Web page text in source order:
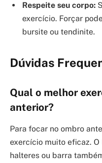
Respeite seu corpo:
exercício. Forçar
bursite ou tendinite.
Dúvidas
Qual o melhor
anterior?
Para focar no ombro
exercício muito eficaz.
halteres ou barra